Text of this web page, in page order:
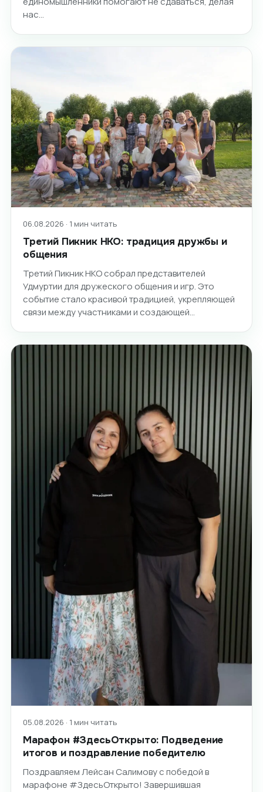
нас…
06.08.2026 · 1 мин читать
Третий Пикник НКО: традиция дружбы и
общения
Третий Пикник НКО собрал представителей
Удмуртии для дружеского общения и игр. Это
событие стало красивой традицией, укрепляющей
связи между участниками и создающей…
05.08.2026 · 1 мин читать
Марафон #ЗдесьОткрыто: Подведение
итогов и поздравление победителю
Поздравляем Лейсан Салимову с победой в
марафоне #ЗдесьОткрыто! Завершившая